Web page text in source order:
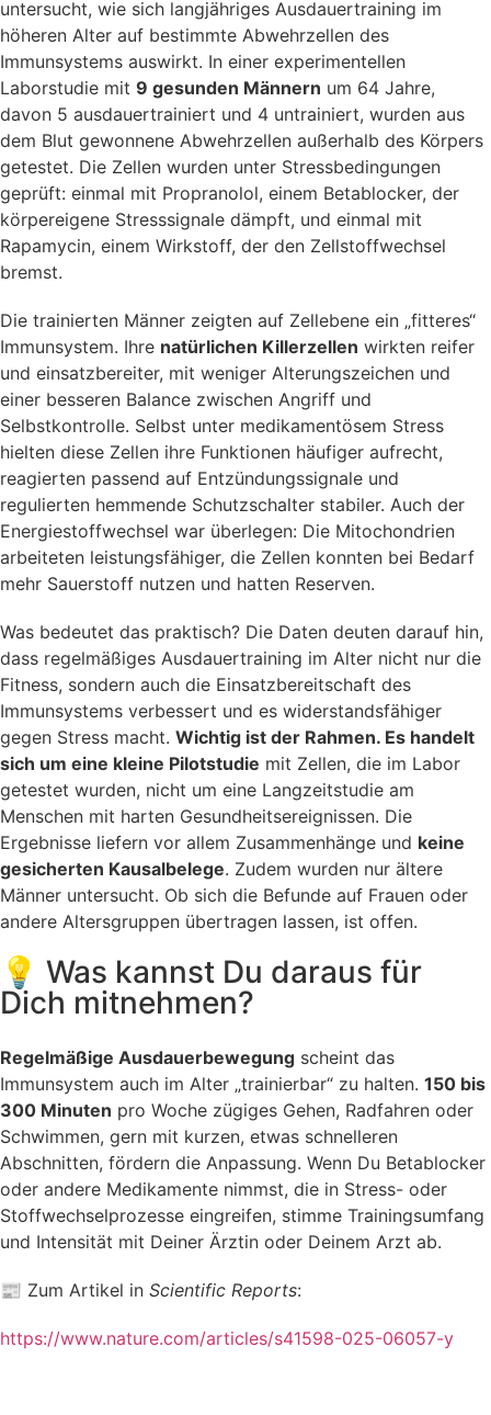
untersucht, wie sich langjähriges Ausdauertraining im
höheren Alter auf bestimmte Abwehrzellen des
Immunsystems auswirkt. In einer experimentellen
Laborstudie mit 9 gesunden Männern um 64 Jahre,
davon 5 ausdauertrainiert und 4 untrainiert, wurden aus
dem Blut gewonnene Abwehrzellen außerhalb des Körpers
getestet. Die Zellen wurden unter Stressbedingungen
geprüft: einmal mit Propranolol, einem Betablocker, der
körpereigene Stresssignale dämpft, und einmal mit
Rapamycin, einem Wirkstoff, der den Zellstoffwechsel
bremst.
Die trainierten Männer zeigten auf Zellebene ein „fitteres“
Immunsystem. Ihre natürlichen Killerzellen wirkten reifer
und einsatzbereiter, mit weniger Alterungszeichen und
einer besseren Balance zwischen Angriff und
Selbstkontrolle. Selbst unter medikamentösem Stress
hielten diese Zellen ihre Funktionen häufiger aufrecht,
reagierten passend auf Entzündungssignale und
regulierten hemmende Schutzschalter stabiler. Auch der
Energiestoffwechsel war überlegen: Die Mitochondrien
arbeiteten leistungsfähiger, die Zellen konnten bei Bedarf
mehr Sauerstoff nutzen und hatten Reserven.
Was bedeutet das praktisch? Die Daten deuten darauf hin,
dass regelmäßiges Ausdauertraining im Alter nicht nur die
Fitness, sondern auch die Einsatzbereitschaft des
Immunsystems verbessert und es widerstandsfähiger
gegen Stress macht. Wichtig ist der Rahmen. Es handelt
sich um eine kleine Pilotstudie mit Zellen, die im Labor
getestet wurden, nicht um eine Langzeitstudie am
Menschen mit harten Gesundheitsereignissen. Die
Ergebnisse liefern vor allem Zusammenhänge und keine
gesicherten Kausalbelege. Zudem wurden nur ältere
Männer untersucht. Ob sich die Befunde auf Frauen oder
andere Altersgruppen übertragen lassen, ist offen.
💡 Was kannst Du daraus für
Dich mitnehmen?
Regelmäßige Ausdauerbewegung scheint das
Immunsystem auch im Alter „trainierbar“ zu halten. 150 bis
300 Minuten pro Woche zügiges Gehen, Radfahren oder
Schwimmen, gern mit kurzen, etwas schnelleren
Abschnitten, fördern die Anpassung. Wenn Du Betablocker
oder andere Medikamente nimmst, die in Stress- oder
Stoffwechselprozesse eingreifen, stimme Trainingsumfang
und Intensität mit Deiner Ärztin oder Deinem Arzt ab.
📰 Zum Artikel in Scientific Reports:
https://www.nature.com/articles/s41598-025-06057-y